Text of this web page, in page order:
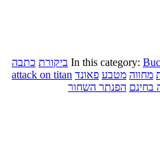
In this category: ביקורת כתבה
מחווה מטבע פאונד attack on titan
בחינם הפנתר השחור